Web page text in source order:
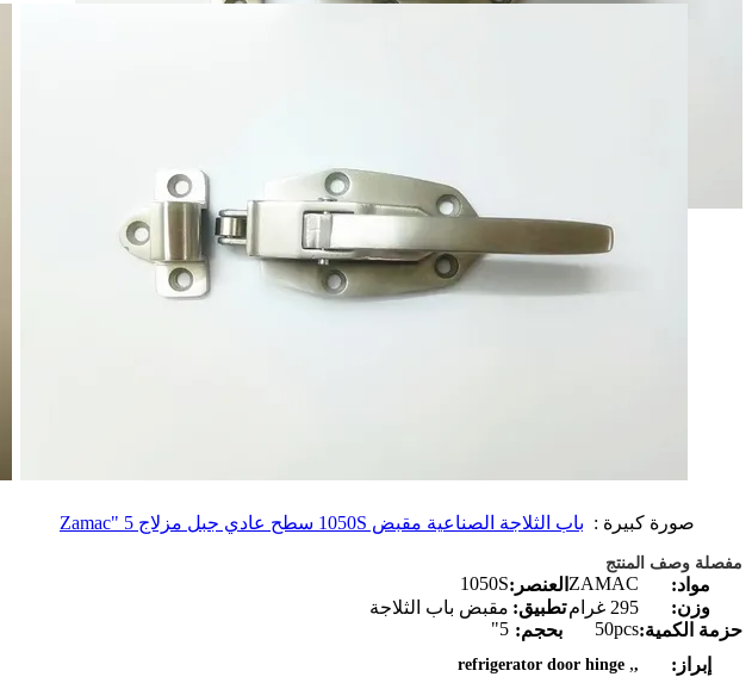
صورة كبيرة : باب الثلاجة الصناعية مقبض 1050S سطح عادي جبل مزلاج 5 "Zamac
مفصلة وصف المنتج
مواد: ZAMAC العنصر:1050S
وزن:
295 غرام تطبيق: مقبض باب الثلاجة
حزمة الكمية:50pcs بحجم: 5"
إبراز:
,
,
refrigerator door hinge